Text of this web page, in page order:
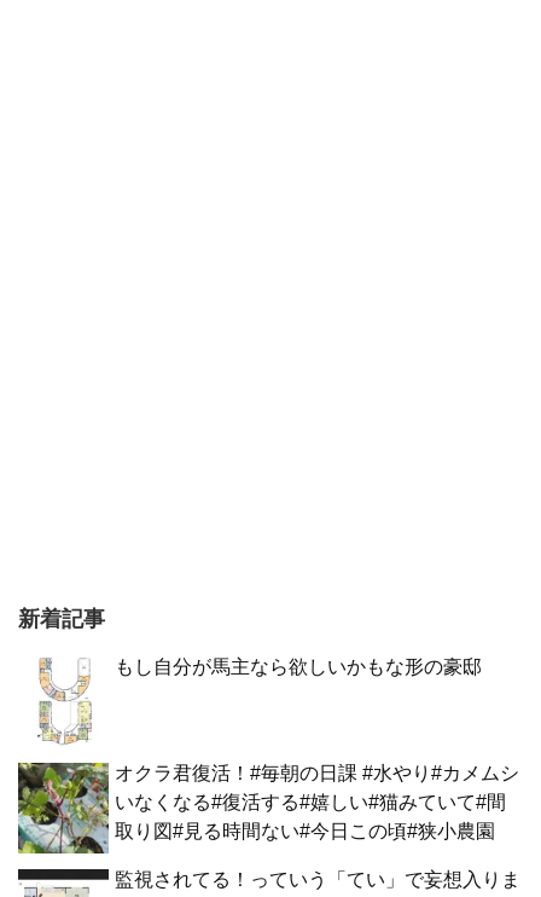
新着記事
もし自分が馬主なら欲しいかもな形の豪邸
オクラ君復活！#毎朝の日課 #水やり#カメムシ
いなくなる#復活する#嬉しい#猫みていて#間
取り図#見る時間ない#今日この頃#狭小農園
監視されてる！っていう「てい」で妄想入りま